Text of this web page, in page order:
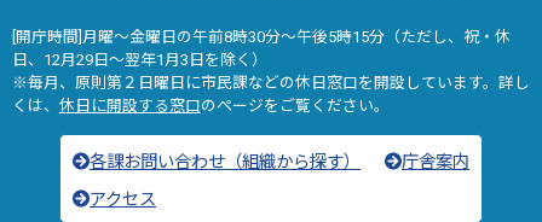
[開庁時間]月曜～金曜日の午前8時30分～午後5時15分（ただし、祝・休
日、12月29日～翌年1月3日を除く）
※毎月、原則第２日曜日に市民課などの休日窓口を開設しています。詳し
くは、 休日に開設する窓口のページをご覧ください。
各課お問い合わせ（組織から探す）
庁舎案内
アクセス